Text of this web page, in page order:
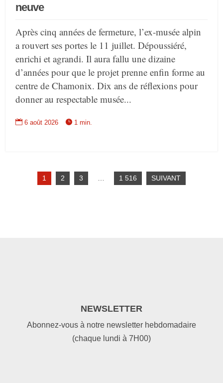
neuve
Après cinq années de fermeture, l’ex-musée alpin
a rouvert ses portes le 11 juillet. Dépoussiéré,
enrichi et agrandi. Il aura fallu une dizaine
d’années pour que le projet prenne enfin forme au
centre de Chamonix. Dix ans de réflexions pour
donner au respectable musée...
 6 août 2026  1 min.
1 2 3 1 516 SUIVANT
NEWSLETTER
Abonnez-vous à notre newsletter hebdomadaire
(chaque lundi à 7H00)